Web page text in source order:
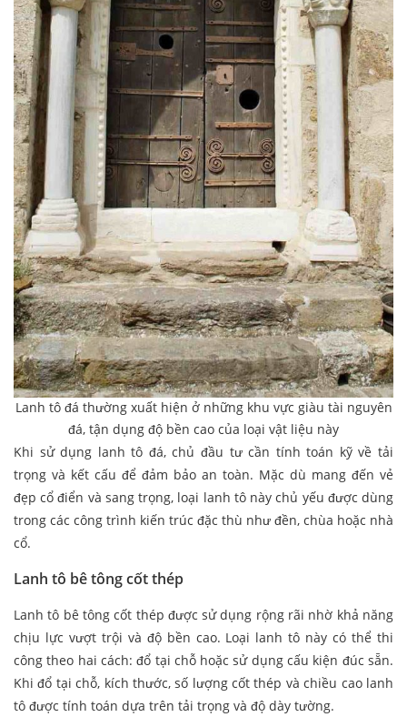
Lanh tô đá thường xuất hiện ở những khu vực giàu tài nguyên
đá, tận dụng độ bền cao của loại vật liệu này
Khi sử dụng lanh tô đá, chủ đầu tư cần tính toán kỹ về tải
trọng và kết cấu để đảm bảo an toàn. Mặc dù mang đến vẻ
đẹp cổ điển và sang trọng, loại lanh tô này chủ yếu được dùng
trong các công trình kiến trúc đặc thù như đền, chùa hoặc nhà
cổ.
Lanh tô bê tông cốt thép
Lanh tô bê tông cốt thép được sử dụng rộng rãi nhờ khả năng
chịu lực vượt trội và độ bền cao. Loại lanh tô này có thể thi
công theo hai cách: đổ tại chỗ hoặc sử dụng cấu kiện đúc sẵn.
Khi đổ tại chỗ, kích thước, số lượng cốt thép và chiều cao lanh
tô được tính toán dựa trên tải trọng và độ dày tường.